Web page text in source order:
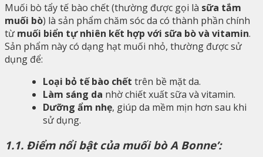
Muối bò tẩy tế bào chết (thường được gọi là sữa tắm
muối bò) là sản phẩm chăm sóc da có thành phần chính
từ muối biển tự nhiên kết hợp với sữa bò và vitamin.
Sản phẩm này có dạng hạt muối nhỏ, thường được sử
dụng để:
Loại bỏ tế bào chết trên bề mặt da.
Làm sáng da nhờ chiết xuất sữa và vitamin.
Dưỡng ẩm nhẹ, giúp da mềm mịn hơn sau khi
sử dụng.
1.1. Điểm nổi bật của muối bò A Bonne’: